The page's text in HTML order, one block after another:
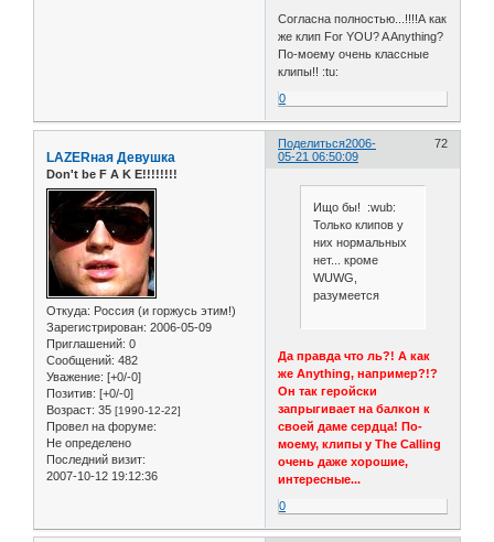
Согласна полностью...!!!!А как
же клип For YOU? A Anything?
По-моему очень классные
клипы!! :tu:
0
Поделиться 72
2006-
05-21 06:50:09
LAZERная Девушка
Don't be F A K E!!!!!!!!
Откуда: Россия (и горжусь этим!)
Зарегистрирован: 2006-05-09
Приглашений: 0
Сообщений: 482
Уважение: [+0/-0]
Позитив: [+0/-0]
Возраст: 35 [1990-12-22]
Провел на форуме:
Не определено
Последний визит:
2007-10-12 19:12:36
Ищо бы! :wub:
Только клипов у
них нормальных
нет... кроме
WUWG,
разумеется
Да правда что ль?! А как
же Anything, например?!?
Он так геройски
запрыгивает на балкон к
своей даме сердца! По-
моему, клипы у The Calling
очень даже хорошие,
интересные...
0